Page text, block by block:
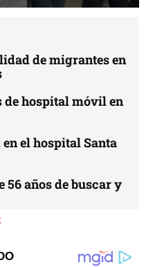
de migrantes en
de hospital móvil en
el hospital Santa
56 años de buscar y